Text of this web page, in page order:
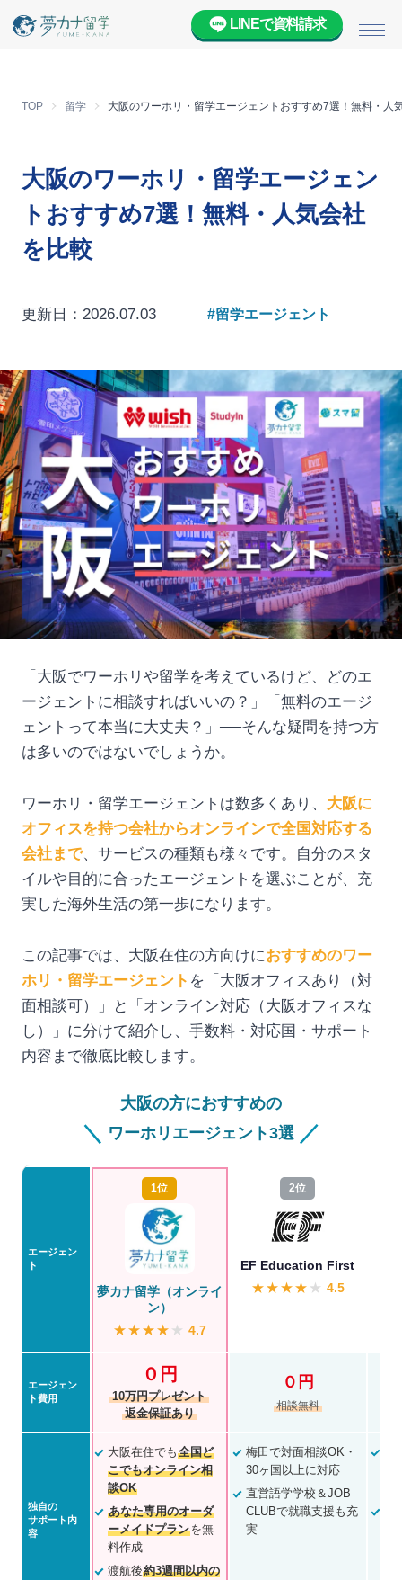
メ
LINEで資料請求
TOP 留学 大阪のワーホリ・留学エージェントおすすめ7選！無料・人
大阪のワーホリ・留学エージェン
トおすすめ7選！無料・人気会社
を比較
更新日：2026.07.03 #留学エージェント
「大阪でワーホリや留学を考えているけど、どのエ
ージェントに相談すればいいの？」「無料のエージ
ェントって本当に大丈夫？」──そんな疑問を持つ方
は多いのではないでしょうか。
ワーホリ・留学エージェントは数多くあり、 大阪に
オフィスを持つ会社からオンラインで全国対応する
会社まで、サービスの種類も様々です。自分のスタ
イルや目的に合ったエージェントを選ぶことが、充
実した海外生活の第一歩になります。
この記事では、大阪在住の方向けにおすすめのワー
ホリ・留学エージェント を「大阪オフィスあり（対
面相談可）」と「オンライン対応（大阪オフィスな
し）」に分けて紹介し、手数料・対応国・サポート
内容まで徹底比較します。
大阪の方におすすめの
＼ ワーホリエージェント3選 ／
エージェン
ト
1位
夢カナ留学（オンライ
ン）
★★★★ ★ 4.7
2位
EF Education First
★★★★ ★ 4.5
エージェン
ト費用
０円
10万円プレゼント
返金保証あり
０円
相談無料
独自の
サポート内
容
大阪在住でも全国ど
こでもオンライン相
談OK
あなた専用のオーダ
ーメイドプランを無
料作成
渡航後約3週間以内の
梅田で対面相談OK・
30ヶ国以上に対応
直営語学学校＆JOB
CLUBで就職支援も充
実